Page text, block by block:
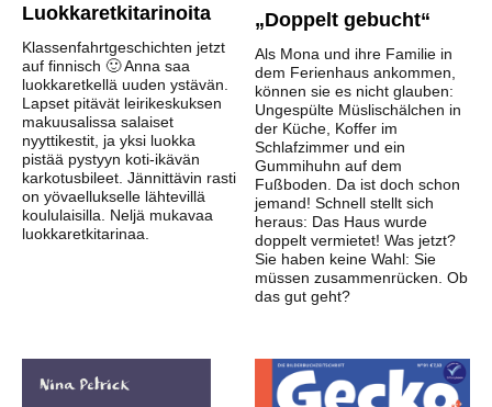
Luokkaretkitarinoita
Klassenfahrtgeschichten jetzt
auf finnisch 🙂 Anna saa
luokkaretkellä uuden ystävän.
Lapset pitävät leirikeskuksen
makuusalissa salaiset
nyyttikestit, ja yksi luokka
pistää pystyyn koti-ikävän
karkotusbileet. Jännittävin rasti
on yövaellukselle lähtevillä
koululaisilla. Neljä mukavaa
luokkaretkitarinaa.
„Doppelt gebucht“
Als Mona und ihre Familie in
dem Ferienhaus ankommen,
können sie es nicht glauben:
Ungespülte Müslischälchen in
der Küche, Koffer im
Schlafzimmer und ein
Gummihuhn auf dem
Fußboden. Da ist doch schon
jemand! Schnell stellt sich
heraus: Das Haus wurde
doppelt vermietet! Was jetzt?
Sie haben keine Wahl: Sie
müssen zusammenrücken. Ob
das gut geht?